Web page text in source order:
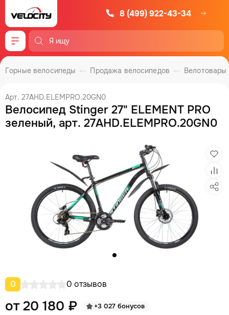
8 (499) 922-43-34
Меню
Велотовары
Продажа велосипедов
Горные велосипеды
Арт. 27AHD.ELEMPRO.20GN0
Велосипед Stinger 27" ELEMENT PRO
зеленый, арт. 27AHD.ELEMPRO.20GN0
0 0 отзывов
от 20 180 ₽ +3 027 бонусов